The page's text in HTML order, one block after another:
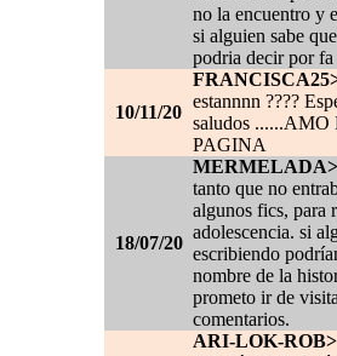
no la encuentro y
si alguien sabe
podria decir por fa
10/11/20
estannnn ????
saludos ......AMO
PAGINA
18/07/20
MERMELADA>
tanto que no
algunos fics, para
adolescencia. si
escribiendo
nombre de la
prometo ir de
comentarios.
ARI-LOK-ROB>